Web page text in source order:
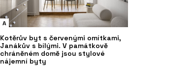
A
Kotěrův byt s červenými omítkami,
Janákův s bílými. V památkově
chráněném domě jsou stylové
nájemní byty